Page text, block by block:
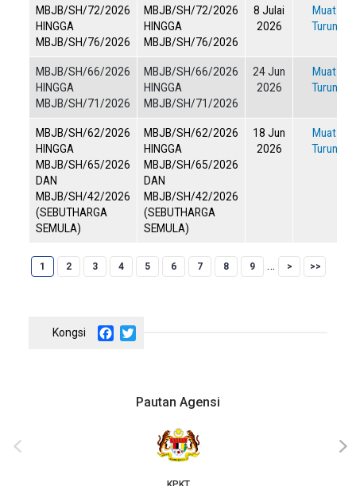
MBJB/SH/72/2026
HINGGA
MBJB/SH/76/2026
MBJB/SH/72/2026
HINGGA
MBJB/SH/76/2026
8 Julai
2026
Muat
Turun
MBJB/SH/66/2026
HINGGA
MBJB/SH/71/2026
MBJB/SH/66/2026
HINGGA
MBJB/SH/71/2026
24 Jun
2026
Muat
Turun
MBJB/SH/62/2026
HINGGA
MBJB/SH/65/2026
DAN
MBJB/SH/42/2026
(SEBUTHARGA
SEMULA)
MBJB/SH/62/2026
HINGGA
MBJB/SH/65/2026
DAN
MBJB/SH/42/2026
(SEBUTHARGA
SEMULA)
18 Jun
2026
Muat
Turun
Pagination
Current page
1 Halaman
2 Halaman
3 Halaman
4 Halaman
5 Halaman
6 Halaman
7 Halaman
8 Halaman
9 …
Facebook
Pautan Agensi
‹ ›